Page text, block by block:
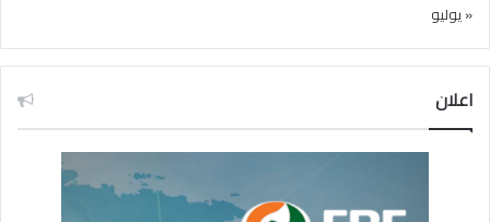
« يوليو
اعلان